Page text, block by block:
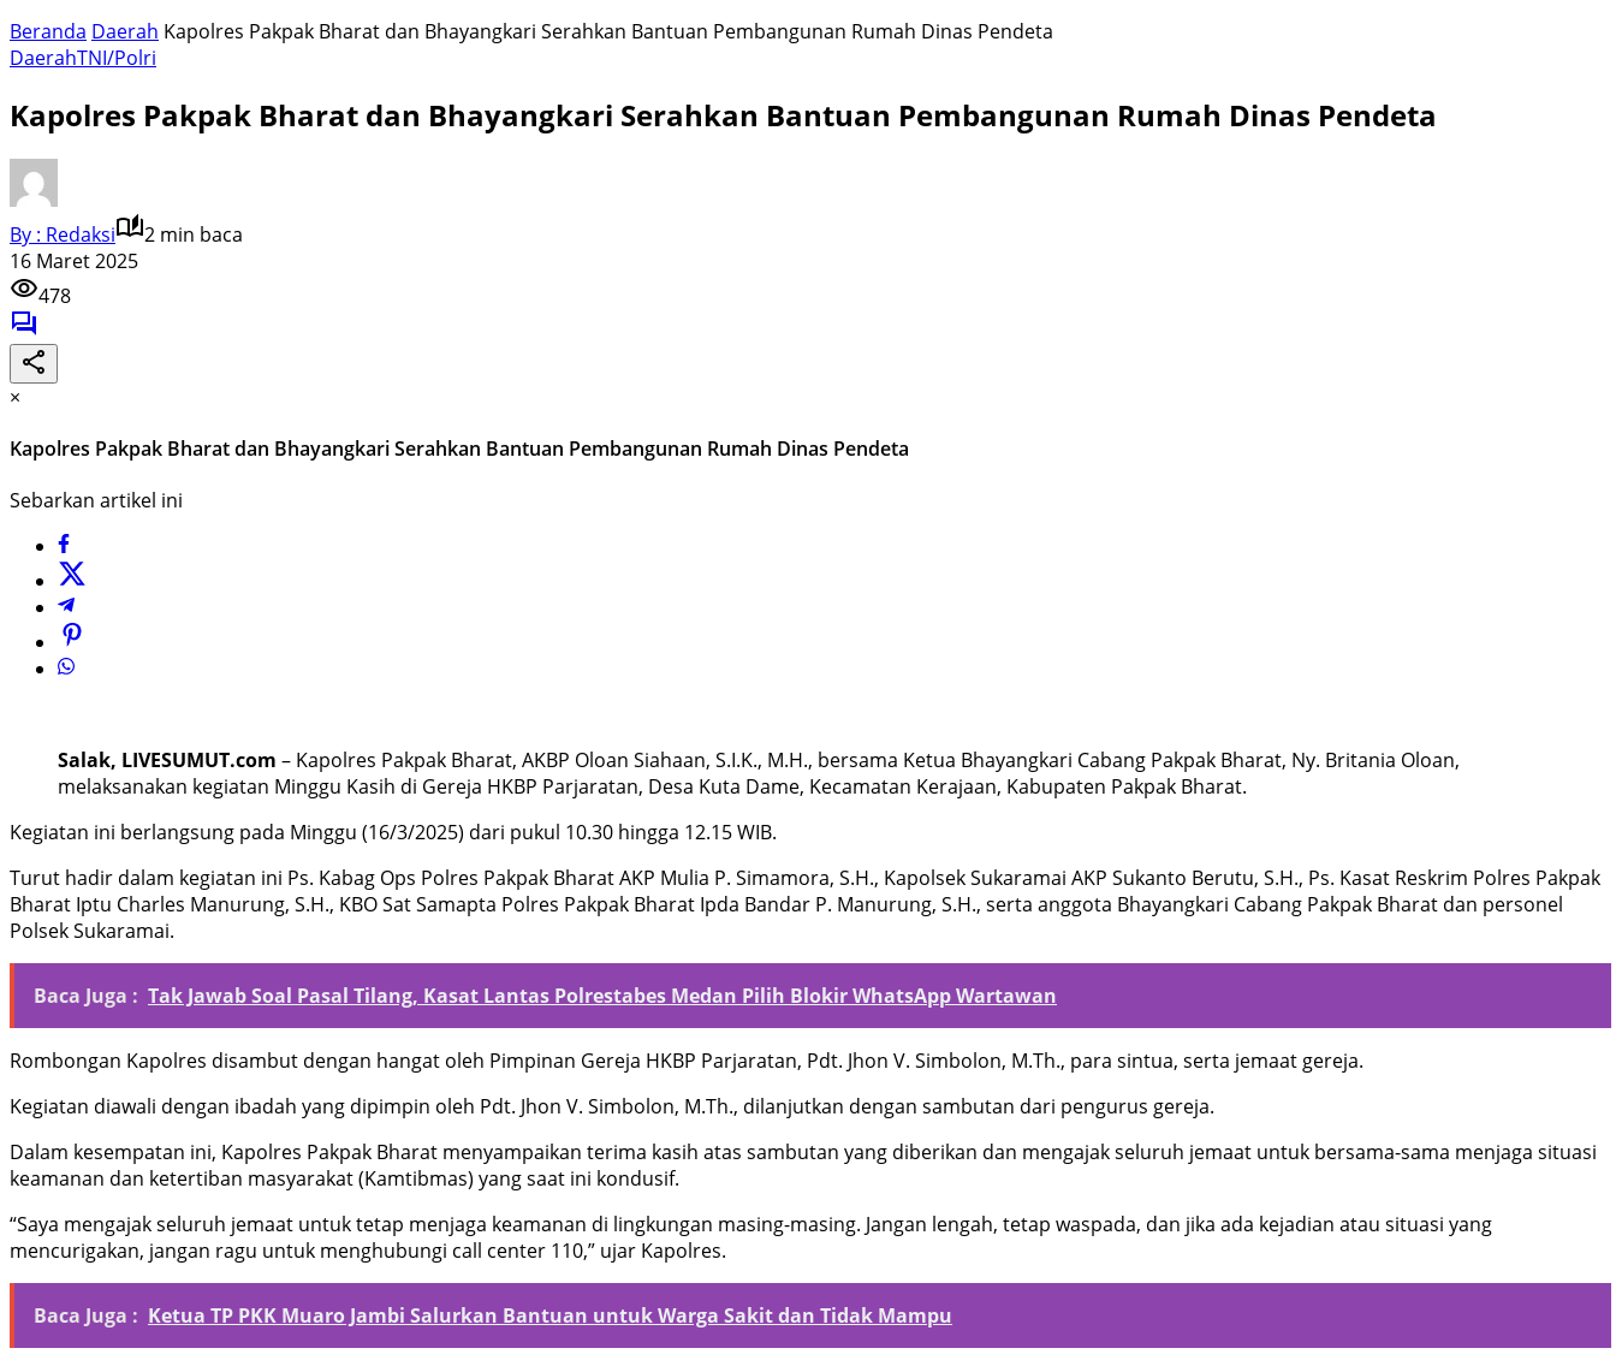
Beranda Daerah Kapolres Pakpak Bharat dan Bhayangkari Serahkan Bantuan Pembangunan Rumah Dinas Pendeta
DaerahTNI/Polri
Kapolres Pakpak Bharat dan Bhayangkari Serahkan Bantuan Pembangunan Rumah Dinas Pendeta
By : Redaksi
2 min baca
16 Maret 2025
478
×
Kapolres Pakpak Bharat dan Bhayangkari Serahkan Bantuan Pembangunan Rumah Dinas Pendeta
Sebarkan artikel ini
Salak, LIVESUMUT.com – Kapolres Pakpak Bharat, AKBP Oloan Siahaan, S.I.K., M.H., bersama Ketua Bhayangkari Cabang Pakpak Bharat, Ny. Britania Oloan,
melaksanakan kegiatan Minggu Kasih di Gereja HKBP Parjaratan, Desa Kuta Dame, Kecamatan Kerajaan, Kabupaten Pakpak Bharat.
Kegiatan ini berlangsung pada Minggu (16/3/2025) dari pukul 10.30 hingga 12.15 WIB.
Turut hadir dalam kegiatan ini Ps. Kabag Ops Polres Pakpak Bharat AKP Mulia P. Simamora, S.H., Kapolsek Sukaramai AKP Sukanto Berutu, S.H., Ps. Kasat Reskrim Polres Pakpak
Bharat Iptu Charles Manurung, S.H., KBO Sat Samapta Polres Pakpak Bharat Ipda Bandar P. Manurung, S.H., serta anggota Bhayangkari Cabang Pakpak Bharat dan personel
Polsek Sukaramai.
Baca Juga : Tak Jawab Soal Pasal Tilang, Kasat Lantas Polrestabes Medan Pilih Blokir WhatsApp Wartawan
Rombongan Kapolres disambut dengan hangat oleh Pimpinan Gereja HKBP Parjaratan, Pdt. Jhon V. Simbolon, M.Th., para sintua, serta jemaat gereja.
Kegiatan diawali dengan ibadah yang dipimpin oleh Pdt. Jhon V. Simbolon, M.Th., dilanjutkan dengan sambutan dari pengurus gereja.
Dalam kesempatan ini, Kapolres Pakpak Bharat menyampaikan terima kasih atas sambutan yang diberikan dan mengajak seluruh jemaat untuk bersama-sama menjaga situasi
keamanan dan ketertiban masyarakat (Kamtibmas) yang saat ini kondusif.
“Saya mengajak seluruh jemaat untuk tetap menjaga keamanan di lingkungan masing-masing. Jangan lengah, tetap waspada, dan jika ada kejadian atau situasi yang
mencurigakan, jangan ragu untuk menghubungi call center 110,” ujar Kapolres.
Baca Juga : Ketua TP PKK Muaro Jambi Salurkan Bantuan untuk Warga Sakit dan Tidak Mampu